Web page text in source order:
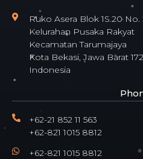
Ruko Asera Blok 1S.20 No.
Kelurahan Pusaka Rakyat
Kecamatan Tarumajaya
Kota Bekasi, Jawa Barat
Indonesia
+62-21 852 11 563
+62-821 1015 8812
+62-821 1015 8812